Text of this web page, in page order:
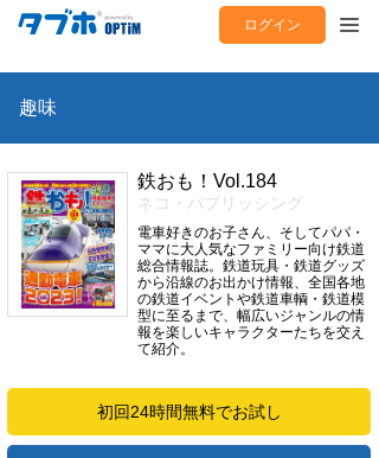
ログイン
趣味
鉄おも！Vol.184
ネコ・パブリッシング
電車好きのお子さん、そしてパパ・
ママに大人気なファミリー向け鉄道
総合情報誌。鉄道玩具・鉄道グッズ
から沿線のお出かけ情報、全国各地
の鉄道イベントや鉄道車輌・鉄道模
型に至るまで、幅広いジャンルの情
報を楽しいキャラクターたちを交え
て紹介。
初回24時間無料でお試し